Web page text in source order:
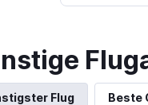
Flug Beste